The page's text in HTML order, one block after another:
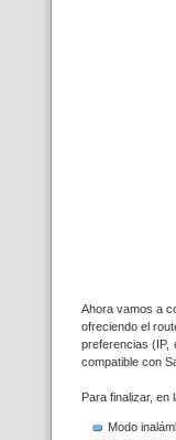
Ahora vamos a
ofreciendo el
preferencias (IP,
compatible con
Para finalizar, en
Modo